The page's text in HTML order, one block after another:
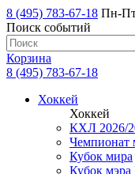
8 (495) 783-67-18 Пн-
Поиск событий
Корзина
8 (495) 783-67-18
Хоккей
Хоккей
КХЛ 2026/
Чемпионат
Кубок мира
Кубок